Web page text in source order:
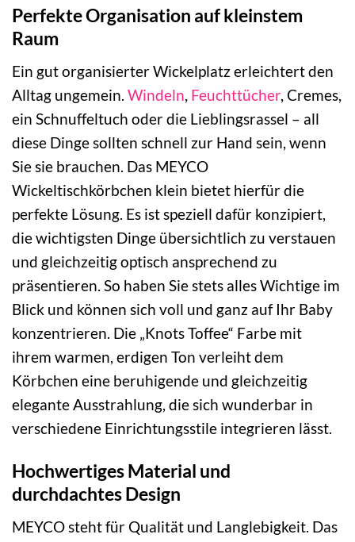
Perfekte Organisation auf kleinstem
Raum
Ein gut organisierter Wickelplatz erleichtert den
Alltag ungemein. Windeln Feuchttücher, Cremes,
ein Schnuffeltuch oder die Lieblingsrassel – all
diese Dinge sollten schnell zur Hand sein, wenn
Sie sie brauchen. Das MEYCO
Wickeltischkörbchen klein bietet hierfür die
perfekte Lösung. Es ist speziell dafür konzipiert,
die wichtigsten Dinge übersichtlich zu verstauen
und gleichzeitig optisch ansprechend zu
präsentieren. So haben Sie stets alles Wichtige im
Blick und können sich voll und ganz auf Ihr Baby
konzentrieren. Die „Knots Toffee“ Farbe mit
ihrem warmen, erdigen Ton verleiht dem
Körbchen eine beruhigende und gleichzeitig
elegante Ausstrahlung, die sich wunderbar in
verschiedene Einrichtungsstile integrieren lässt.
Hochwertiges Material und
durchdachtes Design
MEYCO steht für Qualität und Langlebigkeit. Das